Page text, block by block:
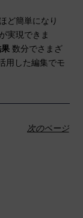
ど簡単になり
実現できま
数分でさまざ
用した編集でモ
次のページ